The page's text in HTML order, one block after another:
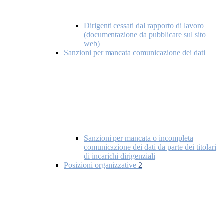
Dirigenti cessati dal rapporto di lavoro
(documentazione da pubblicare sul sito
web)
Sanzioni per mancata comunicazione dei dati
Sanzioni per mancata o incompleta
comunicazione dei dati da parte dei titolari
di incarichi dirigenziali
Posizioni organizzative 2